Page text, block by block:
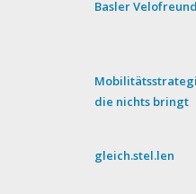
Basler
die nichts bringt
gleich.stel.len